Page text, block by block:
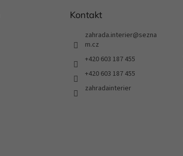
Kontakt
zahrada.interier@sezna
m.cz
+420 603 187 455
+420 603 187 455
zahradainterier